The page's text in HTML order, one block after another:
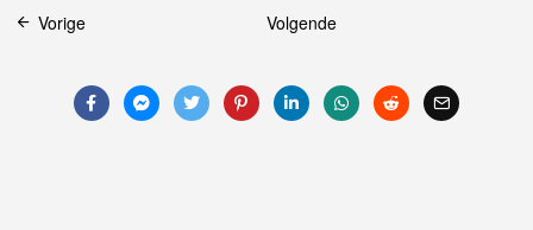
Bericht
navigatie
Vorige Volgende